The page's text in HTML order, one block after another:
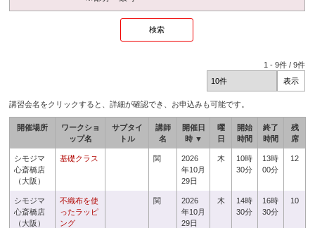
1 -9件 /9件
講習会名をクリックすると、詳細が確認でき、お申込みも可能です。
開催場所
ワークショ
ップ名
サブタイ
トル
講師
名
開催日
時 ▼
曜
日
開始
時間
終了
時間
残
席
シモジマ
心斎橋店
（大阪）
基礎クラス 関
2026
年10月
29日
木
10時
30分
13時
00分
12
シモジマ
心斎橋店
（大阪）
不織布を使
ったラッピ
ング
関
2026
年10月
29日
木
14時
30分
16時
30分
10